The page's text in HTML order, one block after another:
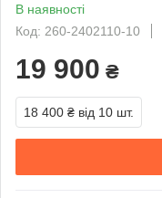
В наявності
Код: 260-2402110-10
19 900 ₴
18 400 ₴ від 10 шт.